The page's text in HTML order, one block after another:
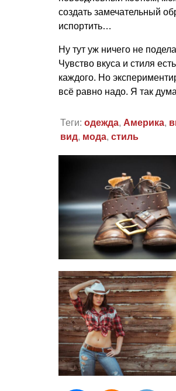
создать замечательный
испортить…
Ну тут уж ничего не
Чувство вкуса и стиля
каждого. Но
всё равно надо. Я так
Теги: одежда, Америка,
вид, мода, стиль